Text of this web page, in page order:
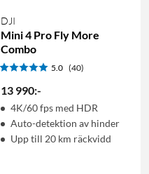
DJI
Mini 4 Pro Fly More
Combo
5.0 (40)
13 990:-
4K/60 fps med HDR
Auto-detektion av hinder
Upp till 20 km räckvidd